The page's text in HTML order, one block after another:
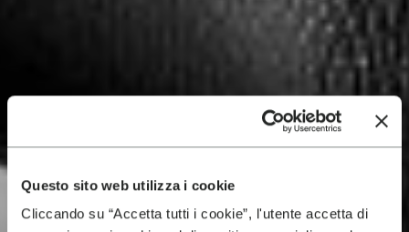
Questo sito web utilizza i cookie
Cliccando su “Accetta tutti i cookie”, l'utente accetta di